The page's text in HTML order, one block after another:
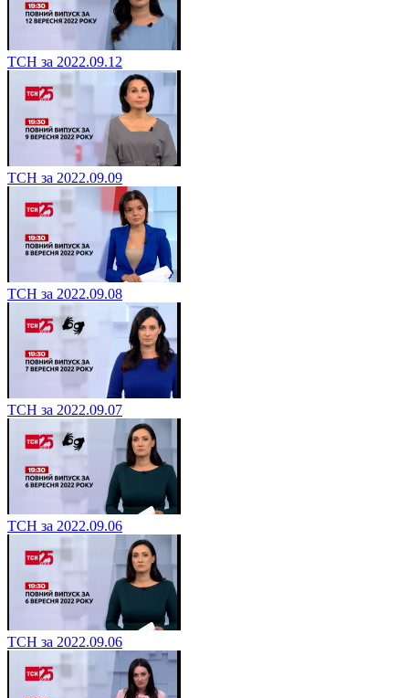
ТСН за 2022.09.12
ТСН за 2022.09.09
ТСН за 2022.09.08
ТСН за 2022.09.07
ТСН за 2022.09.06
ТСН за 2022.09.06